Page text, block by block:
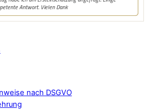
nach DSGVO